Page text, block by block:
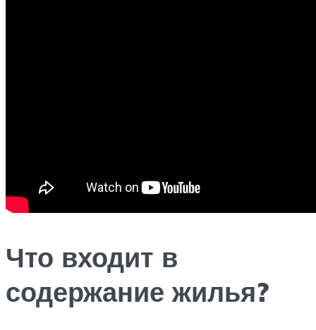
Что входит в
содержание жилья?